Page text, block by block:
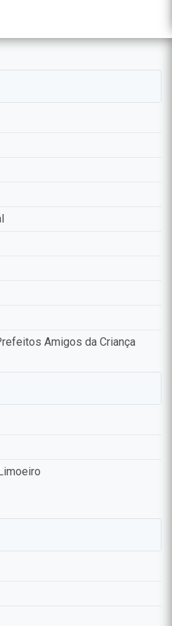
Amigos da Criança